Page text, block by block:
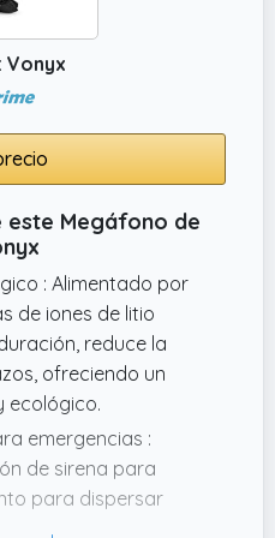
Vonyx
este Megáfono de
: Alimentado por
de iones de litio
reduce la
ofreciendo un
ecológico.
emergencias :
de sirena para
para dispersar